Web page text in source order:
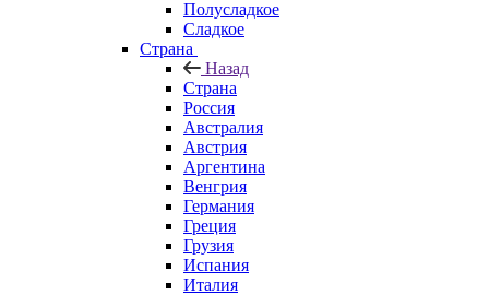
Полусладкое
Сладкое
Страна
Назад
Страна
Россия
Австралия
Австрия
Аргентина
Венгрия
Германия
Греция
Грузия
Испания
Италия